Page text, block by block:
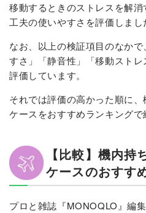
移動するときのストレスを解
工夫の使いやすさを評価しまし
なお、以上の検証項目のなか
すさ」「静音性」「移動スト
評価しています。
それでは評価の高かった順に
ケースをおすすめランキングで
【比較】機内持
ケースのおすす
プロと雑誌『MONOQLO』編